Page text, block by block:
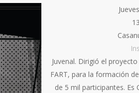
Juvenal. Dirigió el
FART, para la formación
de 5 mil participantes.